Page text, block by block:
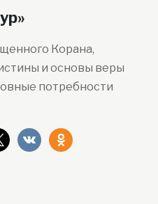
Корана,
и основы веры
потребности
vkontakteodnoklassniki